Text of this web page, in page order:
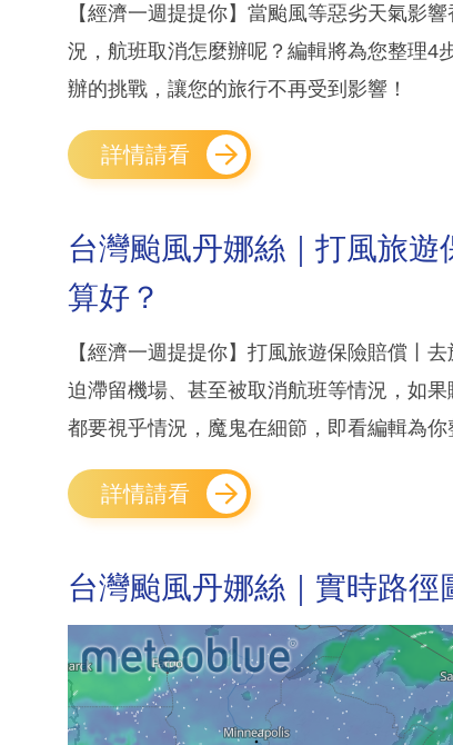
【經濟一週提提你】當颱風等惡劣天氣影
況，航班取消怎麼辦呢？編輯將為您整理4
辦的挑戰，讓您的旅行不再受到影響！
詳情請看
台灣颱風丹娜絲｜打風旅
算好？
【經濟一週提提你】打風旅遊保險賠償丨
迫滯留機場、甚至被取消航班等情況，如
都要視乎情況，魔鬼在細節，即看編輯為你
詳情請看
台灣颱風丹娜絲｜實時路徑